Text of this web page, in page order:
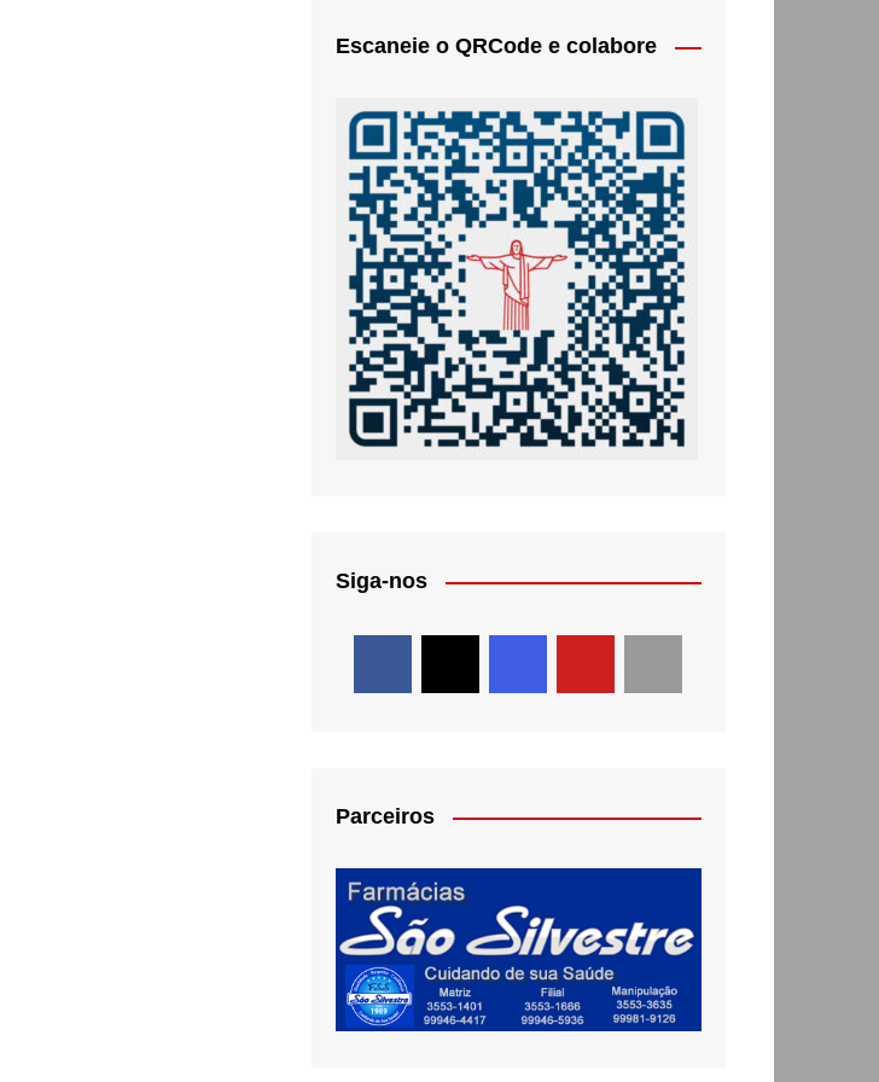
Escaneie o QRCode e colabore
Siga-nos
Parceiros